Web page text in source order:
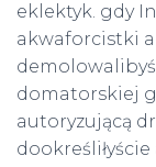
eklektyk. gdy
akwaforcistki
domatorskiej
autoryzującą